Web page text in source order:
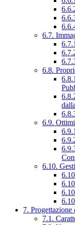
6.7.
6.8.
6.9.
6.10.
7. Progettazione
7.1.